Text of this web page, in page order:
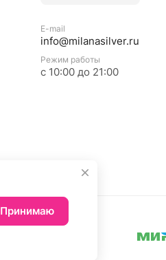
E-mail
info@milanasilver.ru
Режим работы
с 10:00 до 21:00
Принимаю